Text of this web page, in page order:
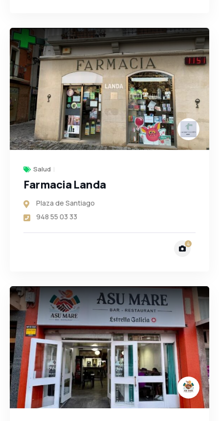
Salud
Farmacia Landa
Plaza de Santiago
948 55 03 33
4